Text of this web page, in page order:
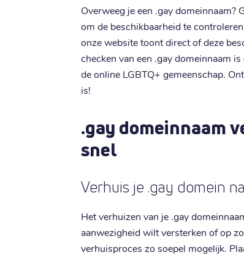
Overweeg je een .gay domeinnaam?
om de beschikbaarheid te
onze website toont direct of deze
checken van een .gay domeinnaam
de online LGBTQ+ gemeenschap.
is!
.gay domeinnaam
snel
Verhuis je .gay domein
Het verhuizen van je .gay
aanwezigheid wilt versterken of op
verhuisproces zo soepel mogelijk.